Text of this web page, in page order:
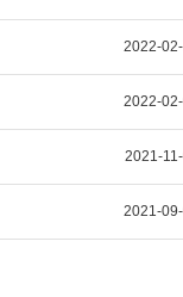
2022-
2022-
2021-
2021-